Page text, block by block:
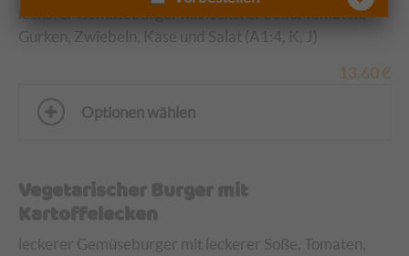
leckerer Gemüseburger mit leckerer Soße, Tomaten,
Gurken, Zwiebeln, Käse und Salat (A1:4, K, J)
13,60 €
Optionen wählen
Vegetarischer Burger mit
Kartoffelecken
leckerer Gemüseburger mit leckerer Soße, Tomaten,